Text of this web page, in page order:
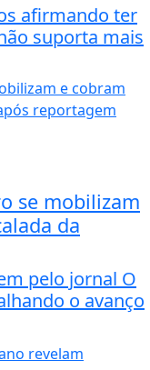
afirmando ter
suporta mais
se mobilizam
da
pelo jornal O
o avanço